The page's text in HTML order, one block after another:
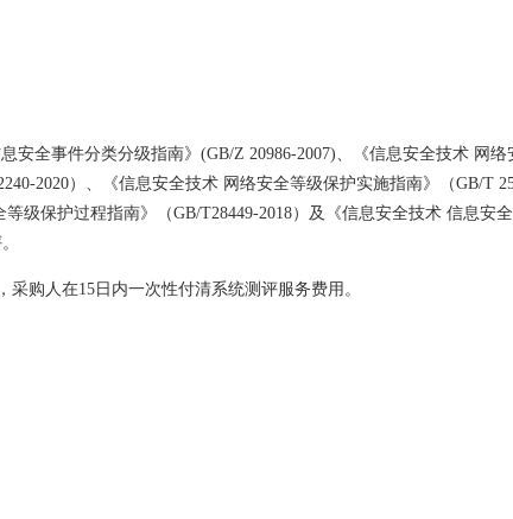
全事件分类分级指南》(GB/Z 20986-2007)、《信息安全技术 网络
2020）、《信息安全技术 网络安全等级保护实施指南》（GB/T
级保护过程指南》（GB/T28449-2018）及《信息安全技术 信息安全
购人在15日内一次性付清系统测评服务费用。